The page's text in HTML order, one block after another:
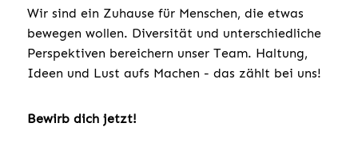
Wir sind ein Zuhause für Menschen, die etwas
bewegen wollen. Diversität und unterschiedliche
Perspektiven bereichern unser Team. Haltung,
Ideen und Lust aufs Machen - das zählt bei uns!
Bewirb dich jetzt!